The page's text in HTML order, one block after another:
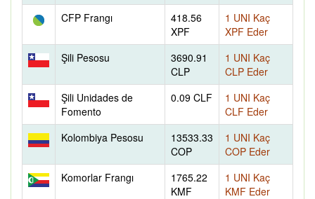
CFP Frangı
418.56
XPF
1 UNI Kaç
XPF Eder
Şili Pesosu
3690.91
CLP
1 UNI Kaç
CLP Eder
Şili Unidades de
Fomento
0.09 CLF
1 UNI Kaç
CLF Eder
Kolombiya Pesosu
13533.33
COP
1 UNI Kaç
COP Eder
Komorlar Frangı
1765.22
KMF
1 UNI Kaç
KMF Eder